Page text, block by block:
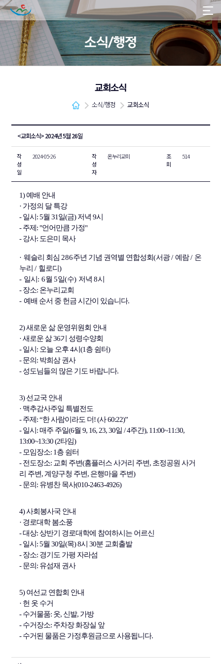
소식/행정
교회소식
소식/행정 교회소식
<교회소식> 2024년 5월 26일
작
성
일
2024-05-26
작
성
자
온누리교회
조
회
514
1) 예배 안내
· 가정의 달 특강
- 일시: 5월 31일(금) 저녁 9시
- 주제: "언어만큼 가정"
- 강사: 도은미 목사
·웨슬리 회심 286주년 기념 권역별 연합성회(서광/예람/ 온
누리/ 힐로디)
- 일시 : 6월5일(수) 저녁8시
- 장소: 온누리교회
-예배 순서 중 헌금 시간이 있습니다.
2) 새로운 삶 운영위원회 안내
·새로운 삶 36기 성령수양회
- 일시: 오늘 오후 4시(1층 쉼터)
- 문의: 박희삼 권사
- 성도님들의 많은 기도 바랍니다.
3) 선교국 안내
· 맥추감사주일 특별전도
- 주제: “한 사람이라도 더! (사 60:22)”
- 일시: 매주 주일(6월 9, 16, 23, 30일 / 4주간), 11:00~11:30,
13:00~13:30 (2타임)
- 모임장소: 1층 쉼터
- 전도장소: 교회 주변(홈플러스 사거리 주변, 초정공원 사거
리 주변, 계양구청 주변, 은행마을 주변)
- 문의: 유병찬 목사(010-2463-4926)
4) 사회봉사국 안내
· 경로대학 봄소풍
- 대상: 상반기 경로대학에 참여하시는 어르신
- 일시: 5월 30일(목) 8시 30분 교회출발
- 장소: 경기도 가평 자라섬
- 문의: 유섬재 권사
5) 여선교 연합회 안내
· 헌 옷 수거
- 수거물품: 옷, 신발, 가방
- 수거장소: 주차장 화장실 앞
- 수거된 물품은 가정후원금으로 사용됩니다.